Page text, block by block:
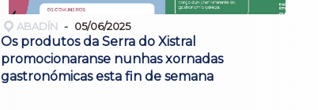
ABADÍN 05/06/2025
Os produtos da Serra do Xistral
promocionaranse nunhas xornadas
gastronómicas esta fin de semana